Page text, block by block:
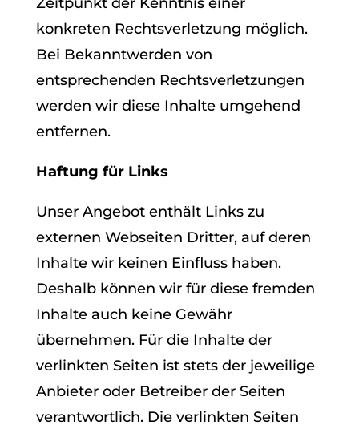
konkreten Rechtsverletzung möglich.
Bei Bekanntwerden von
entsprechenden Rechtsverletzungen
werden wir diese Inhalte umgehend
entfernen.
Haftung für Links
Unser Angebot enthält Links zu
externen Webseiten Dritter, auf deren
Inhalte wir keinen Einfluss haben.
Deshalb können wir für diese fremden
Inhalte auch keine Gewähr
übernehmen. Für die Inhalte der
verlinkten Seiten ist stets der jeweilige
Anbieter oder Betreiber der Seiten
verantwortlich. Die verlinkten Seiten